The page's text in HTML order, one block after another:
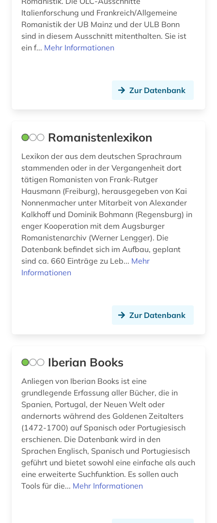
spanien (2)
spanisch (3)
text corpora (1)
textkorpus (1)
thesaurus (1)
universitätsgeschichte (1)
video (1)
volltext (1)
wirtschaftsgeschichte (1)
übersetzungswissenschaft (1)
übung (1)
Italienforschung und Frankreich/Allgemeine
Romanistik der UB Mainz und der ULB Bonn
sind in diesem Ausschnitt mitenthalten. Sie ist
ein f... Mehr Informationen
Zur Datenbank
Romanistenlexikon
Lexikon der aus dem deutschen Sprachraum
stammenden oder in der Vergangenheit dort
tätigen Romanisten von Frank-Rutger
Hausmann (Freiburg), herausgegeben von Kai
Nonnenmacher unter Mitarbeit von Alexander
Kalkhoff und Dominik Bohmann (Regensburg) in
enger Kooperation mit dem Augsburger
Romanistenarchiv (Werner Lengger). Die
Datenbank befindet sich im Aufbau, geplant
sind ca. 660 Einträge zu Leb... Mehr
Informationen
Zur Datenbank
Iberian Books
Anliegen von Iberian Books ist eine
grundlegende Erfassung aller Bücher, die in
Spanien, Portugal, der Neuen Welt oder
andernorts während des Goldenen Zeitalters
(1472-1700) auf Spanisch oder Portugiesisch
erschienen. Die Datenbank wird in den
Sprachen Englisch, Spanisch und Portugiesisch
geführt und bietet sowohl eine einfache als auch
eine erweiterte Suchfunktion. Es sollen auch
Tools für die... Mehr Informationen